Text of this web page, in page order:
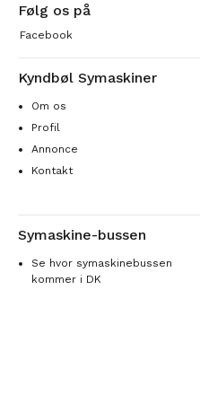
Følg os på
Facebook
Kyndbøl Symaskiner
Om os
Profil
Annonce
Kontakt
Symaskine-bussen
Se hvor symaskinebussen
kommer i DK